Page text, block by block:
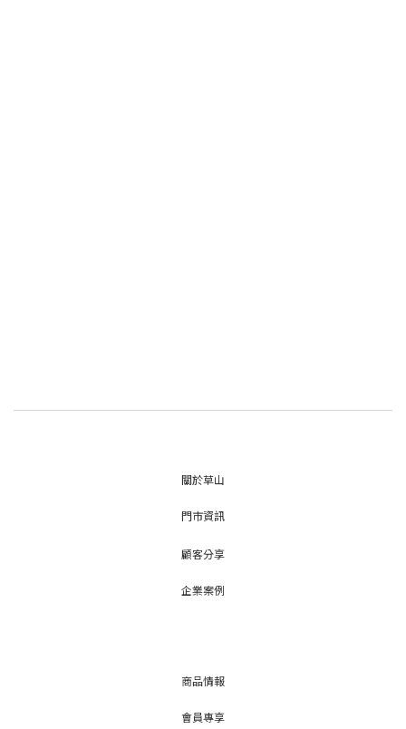
關於草山
門市資訊
顧客分享
企業案例
商品情報
會員專享